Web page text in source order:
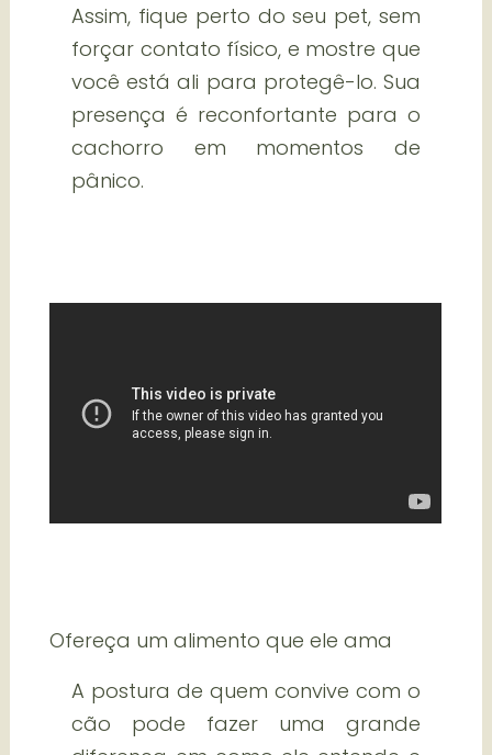
Assim, fique perto do seu pet, sem
forçar contato físico, e mostre que
você está ali para protegê-lo. Sua
presença é reconfortante para o
cachorro em momentos de
pânico.
Ofereça um alimento que ele ama
A postura de quem convive com o
cão pode fazer uma grande